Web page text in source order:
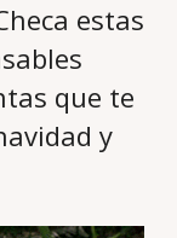
estas
que te
y